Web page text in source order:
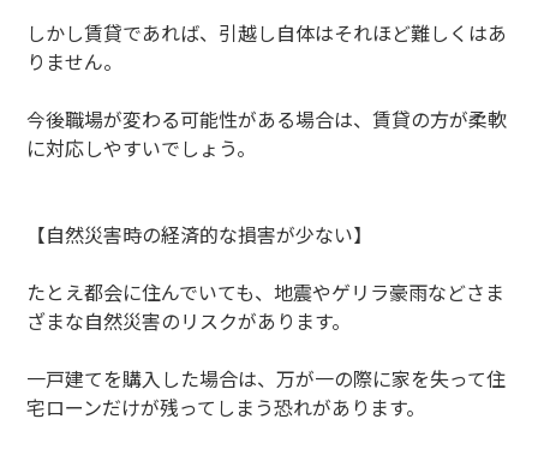
しかし賃貸であれば、引越し自体はそれほど難しくはあ
りません。
今後職場が変わる可能性がある場合は、賃貸の方が柔軟
に対応しやすいでしょう。
【自然災害時の経済的な損害が少ない】
たとえ都会に住んでいても、地震やゲリラ豪雨などさま
ざまな自然災害のリスクがあります。
一戸建てを購入した場合は、万が一の際に家を失って住
宅ローンだけが残ってしまう恐れがあります。